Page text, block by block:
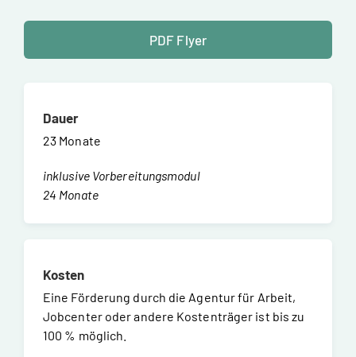
PDF Flyer
Dauer
23 Monate
inklusive Vorbereitungsmodul
24 Monate
Kosten
Eine Förderung durch die Agentur für Arbeit,
Jobcenter oder andere Kostenträger ist bis zu
100 % möglich.